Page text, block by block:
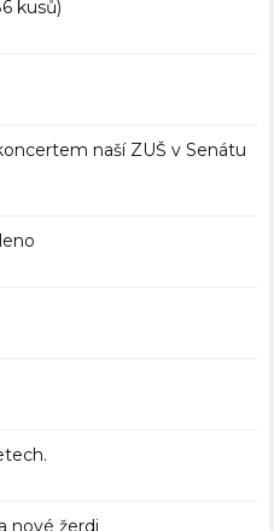
kusů)
naší ZUŠ v Senátu
nové žerdi